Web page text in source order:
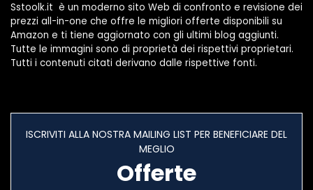
Sstoolk.it è un moderno sito Web di confronto e revisione dei
prezzi all-in-one che offre le migliori offerte disponibili su
Amazon e ti tiene aggiornato con gli ultimi blog aggiunti.
Tutte le immagini sono di proprietà dei rispettivi proprietari.
Tutti i contenuti citati derivano dalle rispettive fonti.
ISCRIVITI ALLA NOSTRA MAILING LIST PER BENEFICIARE DEL
MEGLIO
Offerte